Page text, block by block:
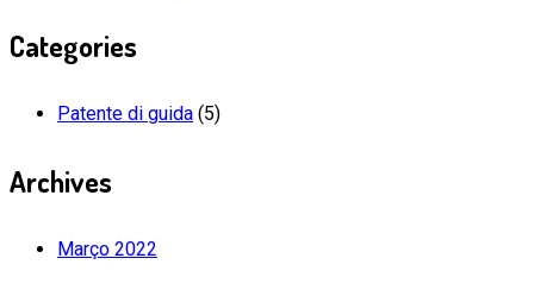
Categories
Patente di guida (5)
Archives
Março 2022